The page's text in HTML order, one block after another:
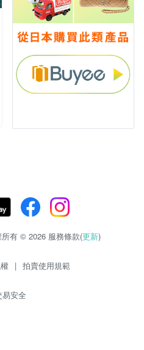
有 © 2026 服務條款(更新)
| 拍賣使用規範
易安全